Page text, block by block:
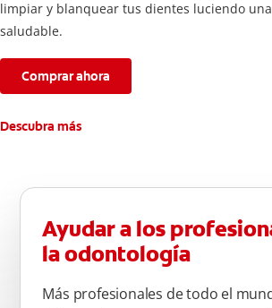
limpiar y blanquear tus dientes luciendo
saludable.
Comprar ahora
Descubra más
Ayudar a los
la odontología
Más profesionales de todo el